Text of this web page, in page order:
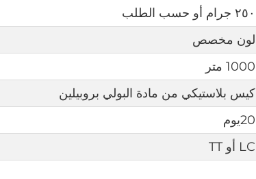
٢٥٠ جرام أو حسب الطلب
لون مخصص
1000 متر
كيس بلاستيكي من مادة البولي بروبيلين
20يوم
LC أو TT